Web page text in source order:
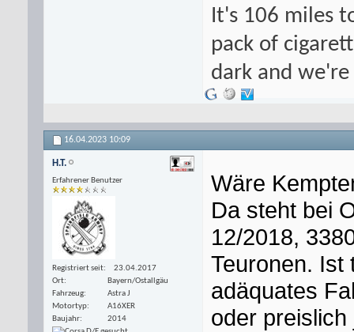
It's 106 miles
pack of
dark and
16.04.2023 10:09
H.T.
Erfahrener Benutzer
Registriert seit
23.04.2017
Ort
Bayern/Ostallgäu
Fahrzeug
Astra J
Motortyp
A16XER
Baujahr
2014
Wäre
Da steht bei
12/2018,
Teuronen. Ist
adäquates
oder